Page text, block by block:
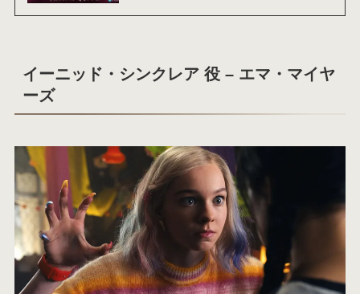
イーニッド・シンクレア 役 – エマ・マイヤ
ーズ